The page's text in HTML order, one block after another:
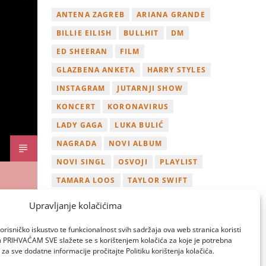
Upravljanje kolačićima
iskustvo te funkcionalnost svih sadržaja ova web stranica koristi
SVE slažete se s korištenjem kolačića za koje je potrebna
sve dodatne informacije pročitajte Politiku korištenja kolačića.
ANTENA ZAGREB
ARIANA GRANDE
BILLIE EILISH
BULLHIT
DM
ED SHEERAN
FILM
GLAZBENA ANKETA
HARRY STYLES
INSTAGRAM
JUTARNJI SHOW
KONCERT
KORONAVIRUS
LADY GAGA
LUKA BULIĆ
NAGRADA
NOVI ALBUM
NOVI SINGL
OSVOJI
PLAYLIST
TAMARA LOOS
TAYLOR SWIFT